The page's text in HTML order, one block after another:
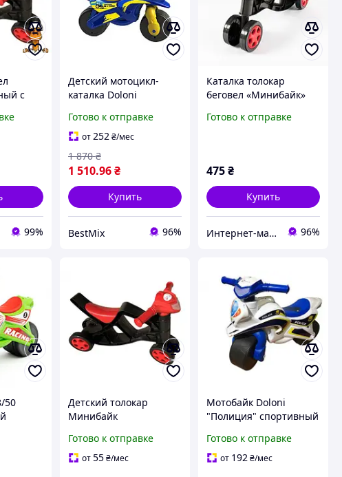
с
99%
Детский мотоцикл-
каталка Doloni
21 см с ручкой красный
Готово к отправке
от252 ₴/мес
1 510.96 ₴
1 870 ₴
Купить
BestMix 96%
Каталка толокар
беговел «Минибайк»
(0136/02)
Готово к отправке
475₴
Купить
Интернет-магазин "NOWA" - товары для всей семьи! 96%
50
Детский толокар
Минибайк
поворотным рулем,
черный с красным
Готово к отправке
от55 ₴/мес
Мотобайк Doloni
"Полиция" спортивный
синий)
Готово к отправке
от 192₴/мес